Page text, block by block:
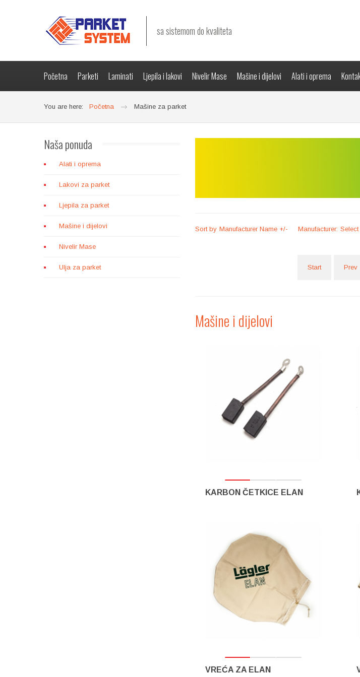
sa sistemom do kvaliteta
Početna Parketi Laminati Ljepila i lakovi Nivelir Mase Mašine i dijelovi Alati i oprema
You are here: Početna Mašine za parket
Sort by Manufacturer Name +/- Manufacturer: Select
Start Prev
Mašine i dijelovi
KARBON ČETKICE ELAN
VREĆA ZA ELAN
Našaponuda
Alati i oprema
Lakovi za parket
Ljepila za parket
Mašine i dijelovi
Nivelir Mase
Ulja za parket